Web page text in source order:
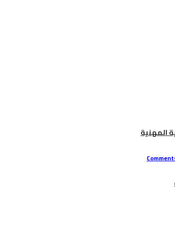
المهنية
الأم